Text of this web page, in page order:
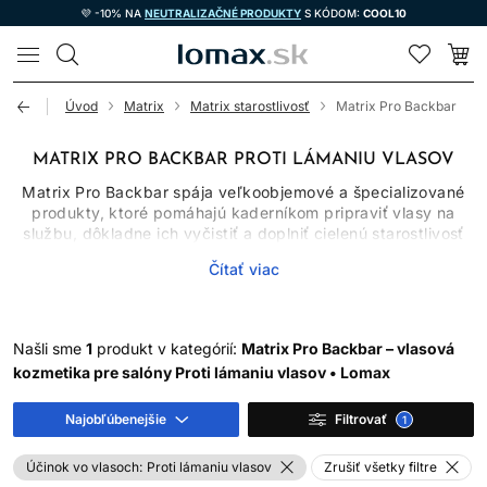
💜 -10% NA NEUTRALIZAČNÉ PRODUKTY S KÓDOM: COOL10
LOMAX
Úvod Matrix Matrix starostlivosť Matrix Pro Backbar
MATRIX PRO BACKBAR PROTI LÁMANIU VLASOV
Matrix Pro Backbar spája veľkoobjemové a špecializované
produkty, ktoré pomáhajú kaderníkom pripraviť vlasy na
službu, dôkladne ich vyčistiť a doplniť cielenú starostlivosť
šampón na vlasy, intenzívnu masku, sprej na lámavé vlasy aj
práce.
Produkty Matrix Pro Backbar ocenia profesionálne salóny,
ktoré hľadajú účelné balenia a spoľahlivú starostlivosť na
každodenné použitie. Vybrané prípravky však môžu dávať
potrebám vlasov a používajú sa podľa návodu. Pri výbere sa
Čítať viac
Našli sme 1 produkt v kategórií: Matrix Pro Backbar – vlasová
kozmetika pre salóny Proti lámaniu vlasov • Lomax
Najobľúbenejšie Filtrovať 1
Účinok vo vlasoch: Proti lámaniu vlasov Zrušiť všetky filtre